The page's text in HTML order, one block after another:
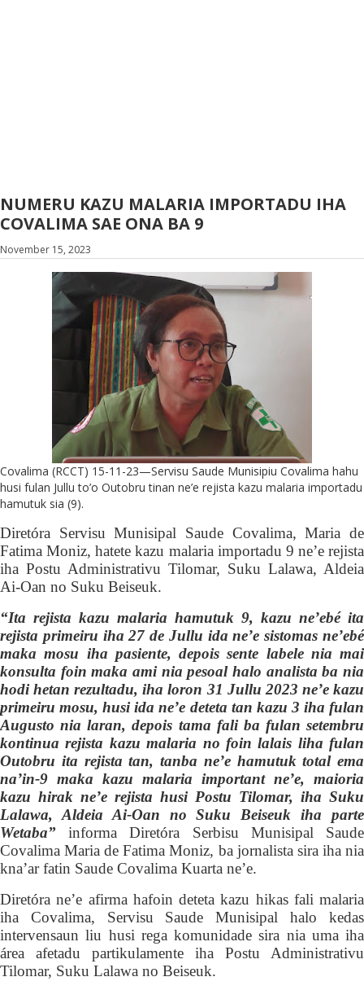
NUMERU KAZU MALARIA IMPORTADU IHA
COVALIMA SAE ONA BA 9
November 15, 2023
Covalima (RCCT) 15-11-23—Servisu Saude Munisipiu Covalima hahu
husi fulan Jullu to’o Outobru tinan ne’e rejista kazu malaria importadu
hamutuk sia (9).
Diretóra Servisu Munisipal Saude Covalima, Maria de
Fatima Moniz, hatete kazu malaria importadu 9 ne’e rejista
iha Postu Administrativu Tilomar, Suku Lalawa, Aldeia
Ai-Oan no Suku Beiseuk.
“Ita rejista kazu malaria hamutuk 9, kazu ne’ebé ita
rejista primeiru iha 27 de Jullu ida ne’e sistomas ne’ebé
maka mosu iha pasiente, depois sente labele nia mai
konsulta foin maka ami nia pesoal halo analista ba nia
hodi hetan rezultadu, iha loron 31 Jullu 2023 ne’e kazu
primeiru mosu, husi ida ne’e deteta tan kazu 3 iha fulan
Augusto nia laran, depois tama fali ba fulan setembru
kontinua rejista kazu malaria no foin lalais liha fulan
Outobru ita rejista tan, tanba ne’e hamutuk total ema
na’in-9 maka kazu malaria important ne’e, maioria
kazu hirak ne’e rejista husi Postu Tilomar, iha Suku
Lalawa, Aldeia Ai-Oan no Suku Beiseuk iha parte
Wetaba”informa Diretóra Serbisu Munisipal Saude
Covalima Maria de Fatima Moniz, ba jornalista sira iha nia
kna’ar fatin Saude Covalima Kuarta ne’e.
Diretóra ne’e afirma hafoin deteta kazu hikas fali malaria
iha Covalima, Servisu Saude Munisipalhalo kedas
intervensaunliu husi rega komunidade sira nia uma iha
área afetadu partikulamente iha Postu Administrativu
Tilomar, Suku Lalawa no Beiseuk.